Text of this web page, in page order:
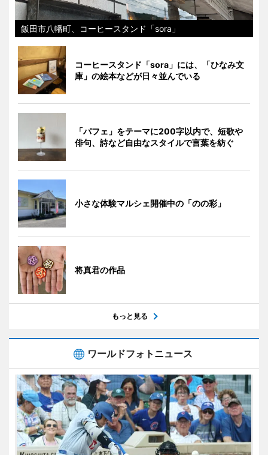
飯田市八幡町、コーヒースタンド「sora」
コーヒースタンド「sora」には、「ひなみ文
庫」の絵本などが日々並んでいる
「パフェ」をテーマに200字以内で、短歌や
俳句、詩など自由なスタイルで言葉を紡ぐ
小さな体験マルシェ開催中の「のの彩」
将真君の作品
もっと見る
ワールドフォトニュース